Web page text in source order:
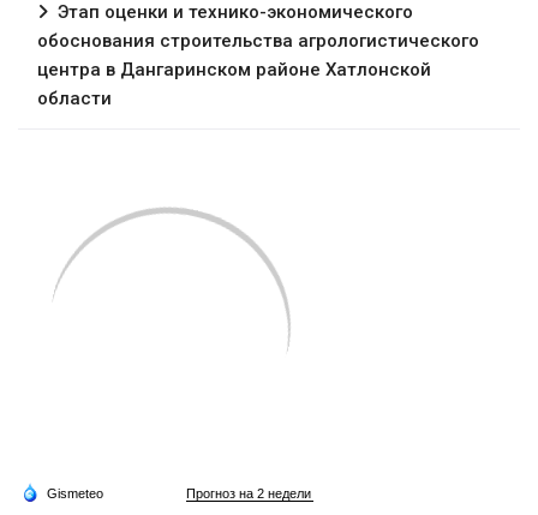
Этап оценки и технико-экономического
обоснования строительства агрологистического
центра в Дангаринском районе Хатлонской
области